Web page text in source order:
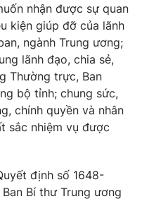
nhận được sự quan
kiện giúp đỡ của lãnh
ngành Trung ương;
lãnh đạo, chia sẻ,
Thường trực, Ban
bộ tỉnh; chung sức,
chính quyền và nhân
sắc nhiệm vụ được
định số 1648-
Bí thư Trung ương